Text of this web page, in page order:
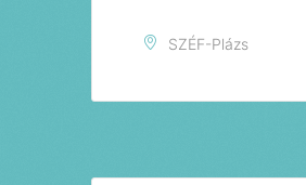
SZÉF-Plázs